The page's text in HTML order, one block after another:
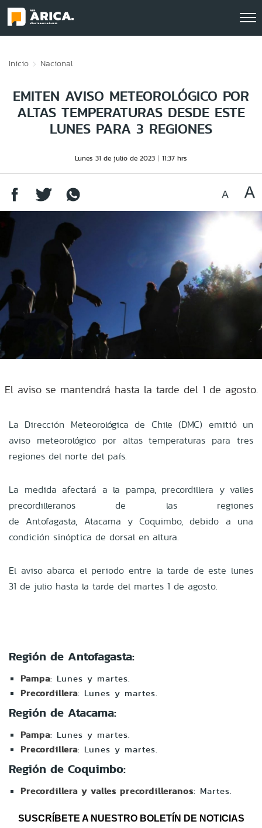
Inicio Nacional
EMITEN AVISO METEOROLÓGICO POR
ALTAS TEMPERATURAS DESDE ESTE
LUNES PARA 3 REGIONES
Lunes 31 de julio de 2023 11:37 hrs
El aviso se mantendrá hasta la tarde del 1 de agosto.
La Dirección Meteorológica de Chile (DMC) emitió un
aviso meteorológico por altas temperaturas para tres
regiones del norte del país.
La medida afectará a la pampa, precordillera y valles
precordilleranos de las regiones
de Antofagasta, Atacama y Coquimbo, debido a una
condición sinóptica de dorsal en altura.
El aviso abarca el periodo entre la tarde de este lunes
31 de julio hasta la tarde del martes 1 de agosto.
Región de Antofagasta:
Pampa: Lunes y martes.
Precordillera: Lunes y martes.
Región de Atacama:
Pampa: Lunes y martes.
Precordillera: Lunes y martes.
Región de Coquimbo:
Precordillera y valles precordilleranos: Martes.
SUSCRÍBETE A NUESTRO BOLETÍN DE NOTICIAS